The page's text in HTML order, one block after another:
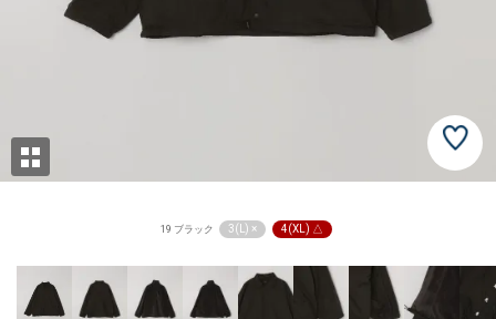
19 ブラック 3(L) × 4(XL) △